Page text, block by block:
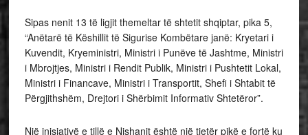
Sipas nenit 13 të ligjit themeltar të shtetit shqiptar, pika 5,
“Anëtarë të Këshillit të Sigurise Kombëtare janë: Kryetari i
Kuvendit, Kryeministri, Ministri i Punëve të Jashtme, Ministri
i Mbrojtjes, Ministri i Rendit Publik, Ministri i Pushtetit Lokal,
Ministri i Financave, Ministri i Transportit, Shefi i Shtabit të
Përgjithshëm, Drejtori i Shërbimit Informativ Shtetëror”.
Një inisiativë e tillë e Nishanit është një tjetër pikë e fortë ku